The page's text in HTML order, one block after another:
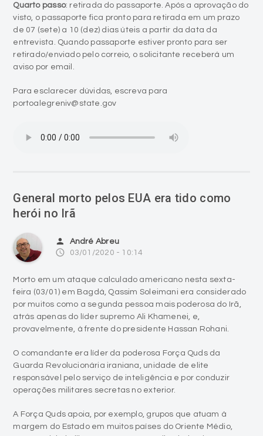
Quarto passo: retirada do passaporte. Após a aprovação do
visto, o passaporte fica pronto para retirada em um prazo
de 07 (sete) a 10 (dez) dias úteis a partir da data da
entrevista. Quando passaporte estiver pronto para ser
retirado/enviado pelo correio, o solicitante receberá um
aviso por email.
Para esclarecer dúvidas, escreva para
portoalegreniv@state.gov
General morto pelos EUA era tido como
herói no Irã
person André Abreu
access_time 03/01/2020 - 10:14
Morto em um ataque calculado americano nesta sexta-
feira (03/01) em Bagdá, Qassim Soleimani era considerado
por muitos como a segunda pessoa mais poderosa do Irã,
atrás apenas do líder supremo Ali Khamenei, e,
provavelmente, à frente do presidente Hassan Rohani.
O comandante era líder da poderosa Força Quds da
Guarda Revolucionária iraniana, unidade de elite
responsável pelo serviço de inteligência e por conduzir
operações militares secretas no exterior.
A Força Quds apoia, por exemplo, grupos que atuam à
margem do Estado em muitos países do Oriente Médio,